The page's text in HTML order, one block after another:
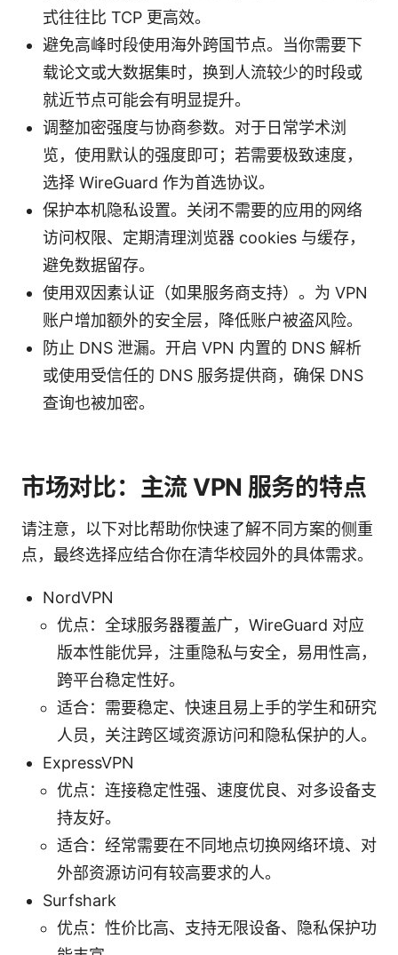
式往往比 TCP 更高效。
避免高峰时段使用海外跨国节点。当你需要下
载论文或大数据集时，换到人流较少的时段或
就近节点可能会有明显提升。
调整加密强度与协商参数。对于日常学术浏
览，使用默认的强度即可；若需要极致速度，
选择 WireGuard 作为首选协议。
保护本机隐私设置。关闭不需要的应用的网络
访问权限、定期清理浏览器 cookies 与缓存，
避免数据留存。
使用双因素认证（如果服务商支持）。为 VPN
账户增加额外的安全层，降低账户被盗风险。
防止 DNS 泄漏。开启 VPN 内置的 DNS 解析
或使用受信任的 DNS 服务提供商，确保 DNS
查询也被加密。
市场对比：主流 VPN 服务的特点
请注意，以下对比帮助你快速了解不同方案的侧重
点，最终选择应结合你在清华校园外的具体需求。
NordVPN
优点：全球服务器覆盖广，WireGuard 对应
版本性能优异，注重隐私与安全，易用性高，
跨平台稳定性好。
适合：需要稳定、快速且易上手的学生和研究
人员，关注跨区域资源访问和隐私保护的人。
ExpressVPN
优点：连接稳定性强、速度优良、对多设备支
持友好。
适合：经常需要在不同地点切换网络环境、对
外部资源访问有较高要求的人。
Surfshark
优点：性价比高、支持无限设备、隐私保护功